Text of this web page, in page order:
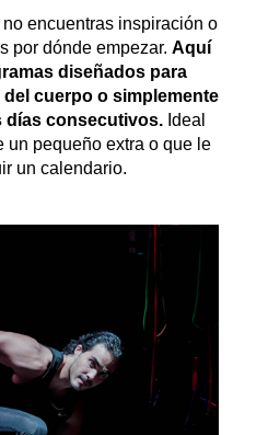
encuentras inspiración o
por dónde empezar. Aquí
diseñados para
cuerpo o simplemente
días consecutivos. Ideal
un pequeño extra o que le
un calendario.